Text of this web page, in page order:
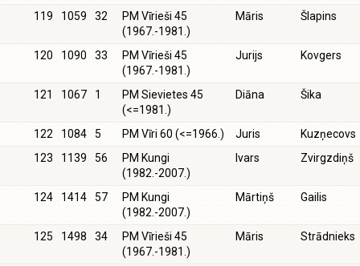
119 1059 32
PM Vīrieši 45
(1967.-1981.)
Māris Šlapins
120 1090 33
PM Vīrieši 45
(1967.-1981.)
Jurijs Kovgers
121 1067 1
PM Sievietes 45
(<=1981.)
Diāna Šika
122 1084 5 PM Vīri 60 (<=1966.) Juris
Kuzņecovs
123
1139 56
PM Kungi
(1982.-2007.)
Ivars Zvirgzdiņš
124 1414 57
PM Kungi
(1982.-2007.)
Mārtiņš Gailis
125 1498 34
PM Vīrieši 45
(1967.-1981.)
Māris Strādnieks